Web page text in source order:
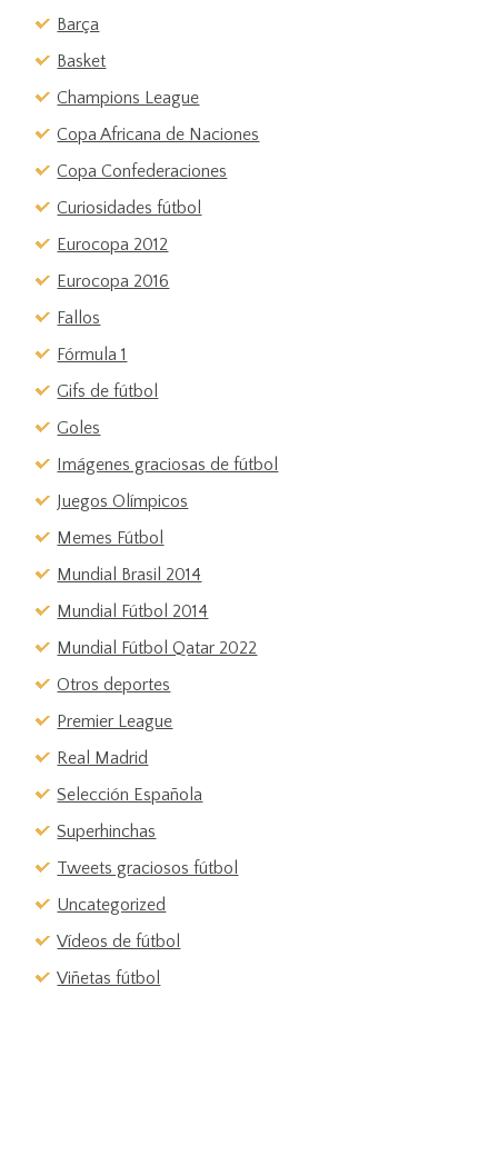
Barça
Basket
Champions League
Copa Africana de Naciones
Copa Confederaciones
Curiosidades fútbol
Eurocopa 2012
Eurocopa 2016
Fallos
Fórmula 1
Gifs de fútbol
Goles
Imágenes graciosas de fútbol
Juegos Olímpicos
Memes Fútbol
Mundial Brasil 2014
Mundial Fútbol 2014
Mundial Fútbol Qatar 2022
Otros deportes
Premier League
Real Madrid
Selección Española
Superhinchas
Tweets graciosos fútbol
Uncategorized
Vídeos de fútbol
Viñetas fútbol